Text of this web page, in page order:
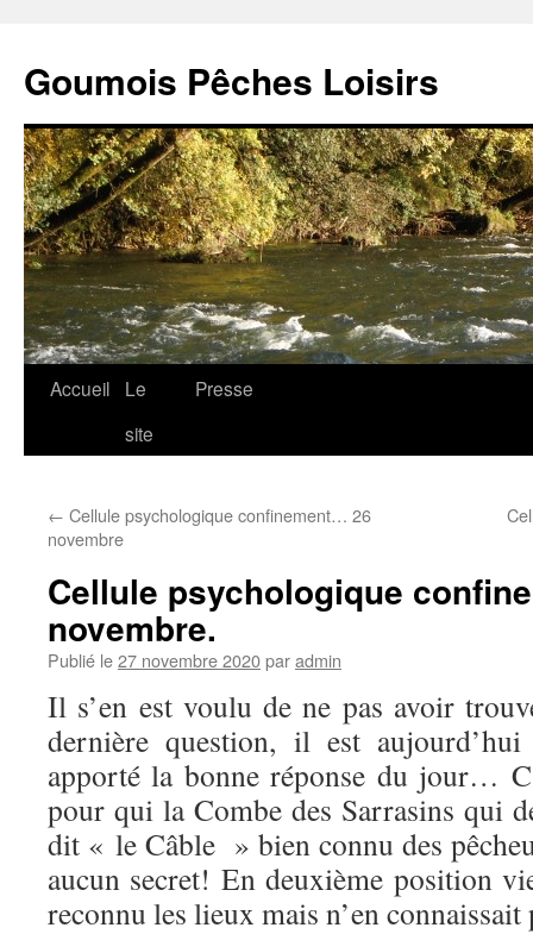
Goumois Pêches Loisirs
Aller
Accueil
Le
site
Presse
← Cellule psychologique confinement… 26
novembre
Cellule psychologique
novembre.
Publié le27 novembre 2020paradmin
Il s’en est voulu de ne pas avoir
dernière question, il est
apporté la bonne réponse du jour…
pour qui la Combe des Sarrasins qui
dit « le Câble » bien connu des
aucun secret! En deuxième position
reconnu les lieux mais n’en